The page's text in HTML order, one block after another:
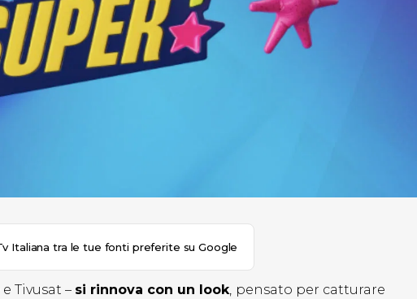
Italiana tra le tue fonti preferite su Google
Tivusat – si rinnova con un look, pensato per catturare